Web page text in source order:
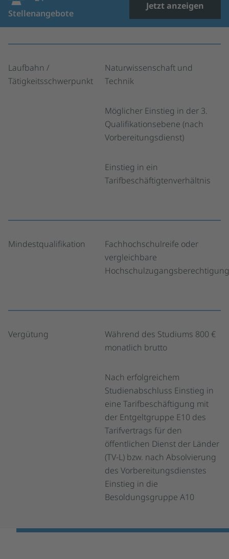
Stellenangebote
Jetzt anzeigen
Laufbahn /
Tätigkeitsschwerpunkt
Naturwissenschaft und
Technik
Möglicher Einstieg in der 3.
Qualifikationsebene (nach
Vorbereitungsdienst)
Einstieg in ein
Tarifbeschäftigtenverhältnis
Mindestqualifikation
Fachhochschulreife oder
vergleichbare
Vergütung
Während des Studiums 800 €
monatlich brutto
Nach erfolgreichem
Studienabschluss Einstieg in
eine Tarifbeschäftigung mit
der Entgeltgruppe E10 des
Tarifvertrags für den
öffentlichen Dienst der Länder
(TV-L) bzw. nach Absolvierung
des Vorbereitungsdienstes
Einstieg in die
Besoldungsgruppe A10